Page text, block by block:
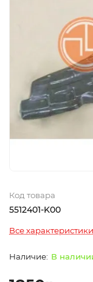
Код товара
5512401-K00
Все характеристики
В